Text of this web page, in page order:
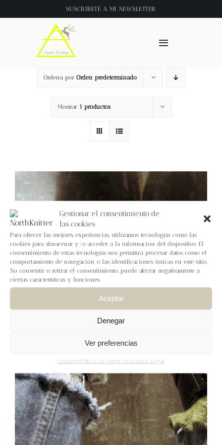
Gestionar el consentimiento de
las cookies
Para ofrecer las mejores experiencias, utilizamos tecnologías como las
cookies para almacenar y/o acceder a la información del dispositivo. El
consentimiento de estas tecnologías nos permitirá procesar datos como el
comportamiento de navegación o las identificaciones únicas en este sitio.
No consentir o retirar el consentimiento, puede afectar negativamente a
ciertas características y funciones.
Aceptar
Denegar
Ver preferencias
CookiesPolítica de privacidad Aviso Legal
al
SUSCRÍBETE A MI NEWSLETTER
Toggle
Inicio
About
Tienda
Contacto
Newsletter
Mi cuenta
Ordena por Orden predeterminado
Mostrar 1 productos